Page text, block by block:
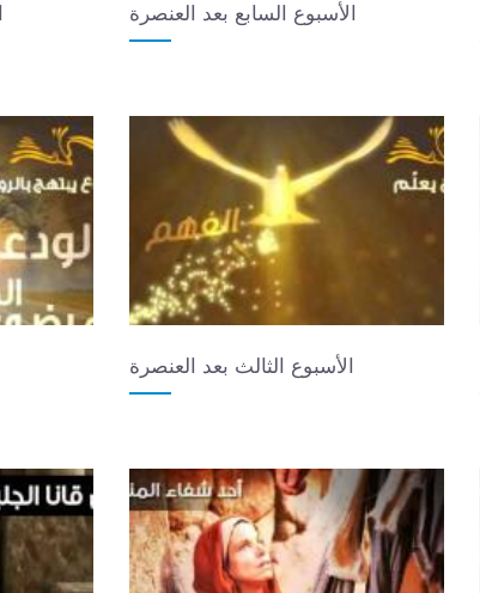
الأسبوع السابع بعد العنصرة
الأسبوع الثالث بعد العنصرة